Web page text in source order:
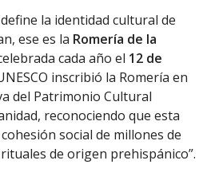
la identidad cultural de
ese es la Romería de la
cada año el 12 de
inscribió la Romería en
del Patrimonio Cultural
reconociendo que esta
social de millones de
de origen prehispánico”.